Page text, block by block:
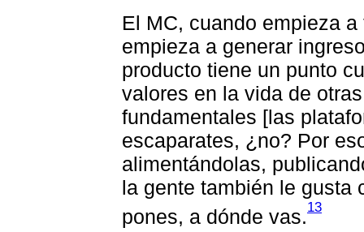
El MC, cuando empieza
empieza a generar
producto tiene un punto
valores en la vida de
fundamentales [las
escaparates, ¿no? Por
alimentándolas,
la gente también le gusta
pones, a dónde vas.13